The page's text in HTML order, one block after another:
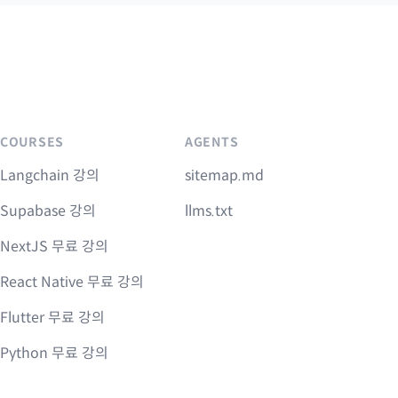
COURSES
Langchain 강의
Supabase 강의
NextJS 무료 강의
React Native 무료 강의
Flutter 무료 강의
Python 무료 강의
AGENTS
sitemap.md
llms.txt